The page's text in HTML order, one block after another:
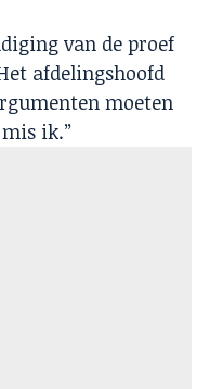
van de proef
afdelingshoofd
moeten
ik.”